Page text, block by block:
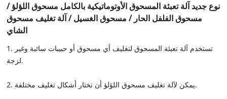
نوع جديد آلة تعبئة المسحوق الأوتوماتيكية بالكامل مسحوق اللؤلؤ /
مسحوق الفلفل الحار / مسحوق الغسيل / آلة تغليف مسحوق
الشاي
1. تستخدم آلة تعبئة المسحوق لتغليف أي مسحوق أو حبيبات سائبة وغير
لزجة.
2. يمكن لآلة تغليف مسحوق اللؤلؤ أن تختار أشكال تغليف مختلفة.